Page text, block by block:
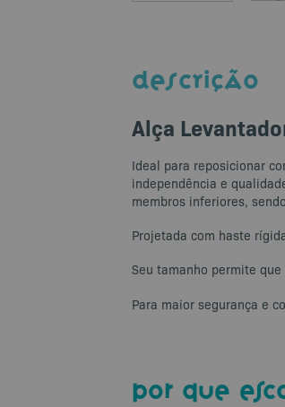
DESCRIÇÃO
Alça
Ideal para reposicionar
independência e
membros inferiores,
Projetada com haste
Seu tamanho permite
Para maior segurança e
por que